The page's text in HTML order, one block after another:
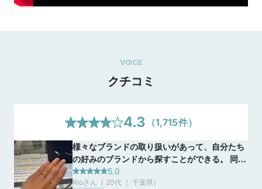
チタンリングが新発売！
●商品をお手に取ってご覧いただける店舗
ビジュピコ 銀座店・ビジュピコ ブライダル上野御徒町本店・ビ
※取り扱い店舗は今後順次拡大予定です。
りやすい価格を叶えました。
結婚指輪を価格で諦めない、という選択肢をすべてのカップル
へ。
VOICE
クチコミ
4.3 （1,715件）
様々なブランドの取り扱いがあって、自分たち
の好みのブランドから探すことができる。 同じ
デザインの指輪でもブランドによって着脱のし
やすさなどを試す事が出来て、とてもよかっ
5.0
Rioさん（ 20代 ｜ 千葉県 ）